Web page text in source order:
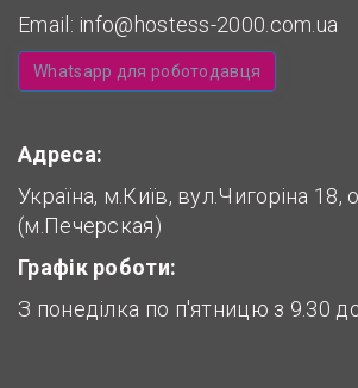
Email: info@hostess-2000.com.ua
Whatsapp для роботодавця
Адреса:
Україна, м.Київ, вул.Чигоріна 18,
(м.Печерская)
Графік роботи:
З понеділка по п'ятницю з 9.30